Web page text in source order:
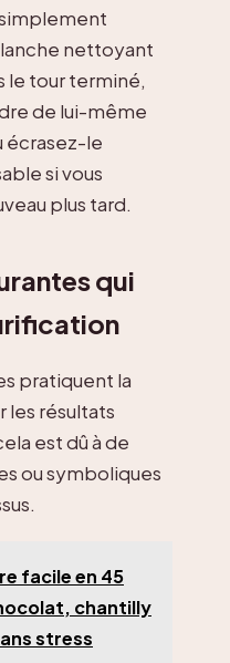
nettoyant
le tour terminé,
de lui-même
écrasez-le
si vous
plus tard.
qui
pratiquent la
les résultats
est dû à de
ou symboliques
facile en 45
chantilly
stress